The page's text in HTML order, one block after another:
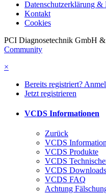
Datenschutzerklärung &
Kontakt
Cookies
PCI Diagnosetechnik GmbH
Community
×
Bereits registriert?
Jetzt registrieren
VCDS Informationen
Zurück
VCDS
VCDS Produkte
VCDS
VCDS Downloads
VCDS FAQ
Achtung